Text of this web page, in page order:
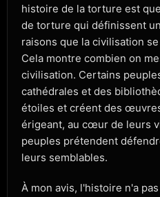
histoire de la torture est
de torture qui définissent
raisons que la civilisation
Cela montre combien on
civilisation. Certains
cathédrales et des
étoiles et créent des
érigeant, au cœur de leurs
peuples prétendent
leurs semblables.
À mon avis, l'histoire n'a